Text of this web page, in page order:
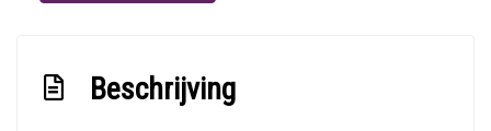
verwarmbaar
Beschrijving